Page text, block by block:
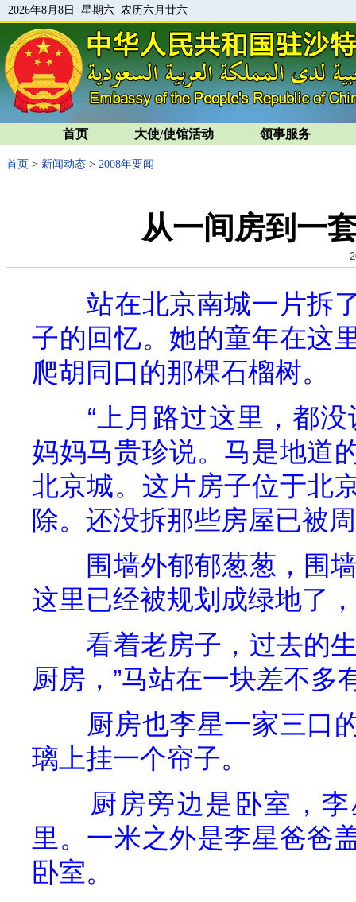
2026年8月8日 星期六 农历六月廿六
首页 大使/使馆活动 领事服务
首页 > 新闻动态 > 2008年要闻
从一间房到一
站在北京南城一片拆
子的回忆。她的童年在这
爬胡同口的那棵石榴树。
“上月路过这里，都
妈妈马贵珍说。马是地道
北京城。这片房子位于北
除。还没拆那些房屋已被
围墙外郁郁葱葱，围
这里已经被规划成绿地了
看着老房子，过去的
厨房，”马站在一块差不多
厨房也李星一家三口
璃上挂一个帘子。
厨房旁边是卧室，
里。一米之外是李星爸爸
卧室。